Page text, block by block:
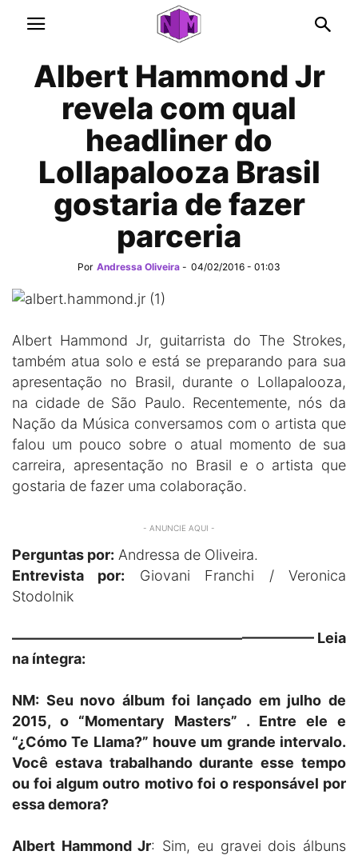
Albert Hammond Jr
revela com qual
headliner do
Lollapalooza Brasil
gostaria de fazer
parceria
Por Andressa Oliveira - 04/02/2016 - 01:03
Albert Hammond Jr, guitarrista do The Strokes,
também atua solo e está se preparando para sua
apresentação no Brasil, durante o Lollapalooza,
na cidade de São Paulo. Recentemente, nós da
Nação da Música conversamos com o artista que
falou um pouco sobre o atual momento de sua
carreira, apresentação no Brasil e o artista que
gostaria de fazer uma colaboração.
- ANUNCIE AQUI -
Perguntas por: Andressa de Oliveira.
Entrevista por: Giovani Franchi / Veronica
Stodolnik
————————————————————— Leia
na íntegra:
NM: Seu novo álbum foi lançado em julho de
2015, o “Momentary Masters” . Entre ele e
“¿Cómo Te Llama?” houve um grande intervalo.
Você estava trabalhando durante esse tempo
ou foi algum outro motivo foi o responsável por
essa demora?
Albert Hammond Jr: Sim, eu gravei dois álbuns